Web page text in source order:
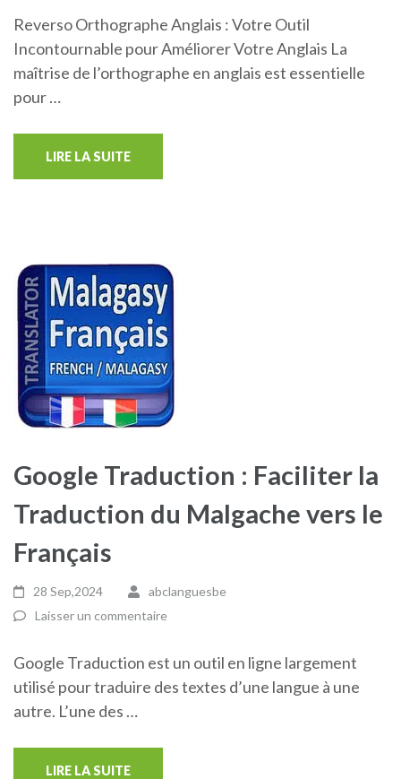
Reverso Orthographe Anglais : Votre Outil
Incontournable pour Améliorer Votre Anglais La
maîtrise de l’orthographe en anglais est essentielle
pour …
LIRE LA SUITE
Google Traduction : Faciliter la
Traduction du Malgache vers le
Français
28 Sep,2024
abclanguesbe
Laisser un commentaire
Google Traduction est un outil en ligne largement
utilisé pour traduire des textes d’une langue à une
autre. L’une des …
LIRE LA SUITE